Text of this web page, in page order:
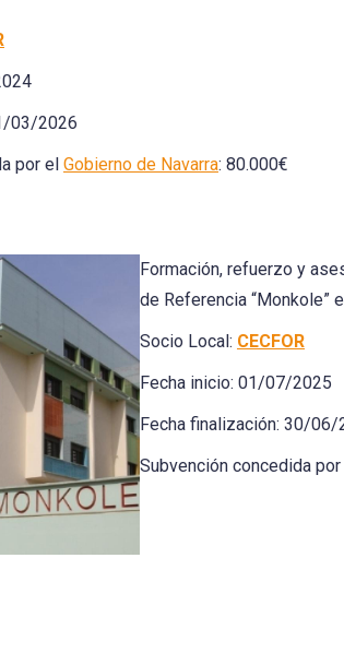
03/2026
por el Gobierno de Navarra: 80.000€
Formación, refuerzo y
de Referencia “Monkole”
Socio Local: CECFOR
Fecha inicio: 01/07/2025
Fecha finalización: 30/06/
Subvención concedida